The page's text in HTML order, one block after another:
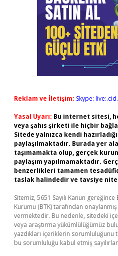
Reklam ve İletişim: Skype:
Yasal Uyarı: Bu internet sitesi,
veya şahıs şirketi ile hiçbir
Sitede yalnızca kendi
paylaşılmaktadır. Burada yer
taşımamakta olup, gerçek
paylaşım yapılmamaktadır.
benzerlikleri tamamen
taslak halindedir ve tavsiye
Sitemiz, 5651 Sayılı Kanun
Kurumu (BTK) tarafından
vermektedir. Bu nedenle, sitedeki
veya araştırma yükümlülüğümüz
yazdıkları içeriklerin sorumluluğunu
bu sorumluluğu kabul etmiş